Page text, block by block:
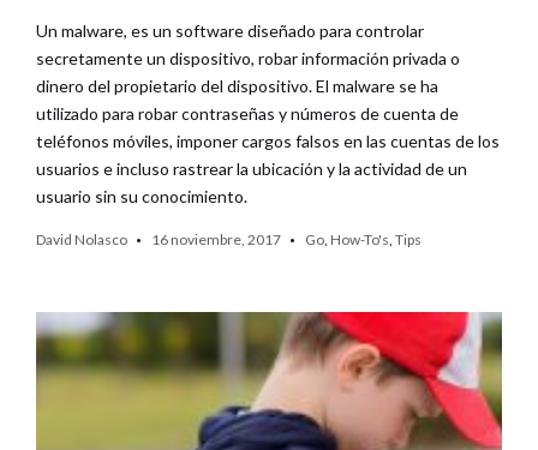
Un malware, es un software diseñado para controlar
secretamente un dispositivo, robar información privada o
dinero del propietario del dispositivo. El malware se ha
utilizado para robar contraseñas y números de cuenta de
teléfonos móviles, imponer cargos falsos en las cuentas de los
usuarios e incluso rastrear la ubicación y la actividad de un
usuario sin su conocimiento.
David Nolasco 16 noviembre, 2017 Go How-To's Tips